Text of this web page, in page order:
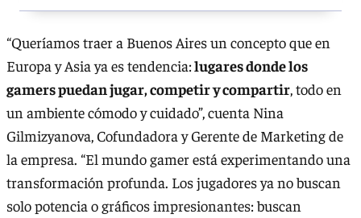
“Queríamos traer a Buenos Aires un concepto que en
Europa y Asia ya es tendencia:lugares donde los
gamers puedan jugar, competir y compartir, todo en
un ambiente cómodo y cuidado”, cuenta Nina
Gilmizyanova, Cofundadora y Gerente de Marketing de
la empresa. “El mundo gamer está experimentando una
transformación profunda. Los jugadores ya no buscan
solo potencia o gráficos impresionantes: buscan